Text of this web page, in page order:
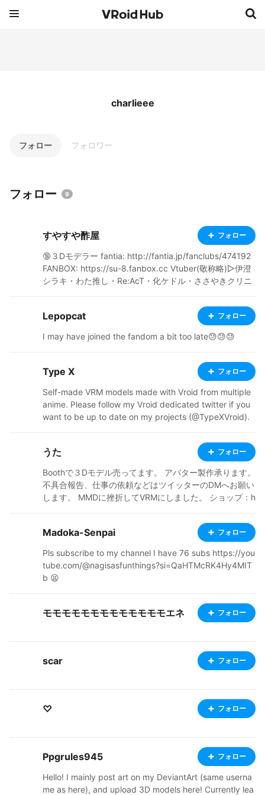
charlieee
フォロー フォロワー
フォロー 9
すやすや酢屋 フォロー
🔞３Dモデラー fantia: http://fantia.jp/fanclubs/474192
FANBOX: https://su-8.fanbox.cc Vtuber(敬称略)▷伊澄
シラキ・わた推し・Re:AcT・化ケドル・ささやきクリニ
マギ魔獣編背景 twitter: https://twitter.com/suyakouta
3D-coat・Unity 転載禁止
Lepopcat フォロー
I may have joined the fandom a bit too late😓😓😓
Type X フォロー
Self-made VRM models made with Vroid from multiple
anime. Please follow my Vroid dedicated twitter if you
want to be up to date on my projects (@TypeXVroid).
うた フォロー
Boothで３Dモデル売ってます。 アバター製作承ります。
不具合報告、仕事の依頼などはツイッターのDMへお願い
します。 MMDに挫折してVRMにしました。 ショップ：h
Madoka-Senpai フォロー
Pls subscribe to my channel I have 76 subs https://you
tube.com/@nagisasfunthings?si=QaHTMcRK4Hy4MIT
b 😫
モモモモモモモモモモモモモエネ フォロー
scar フォロー
♡ フォロー
Ppgrules945 フォロー
Hello! I mainly post art on my DeviantArt (same userna
me as here), and upload 3D models here! Currently lea